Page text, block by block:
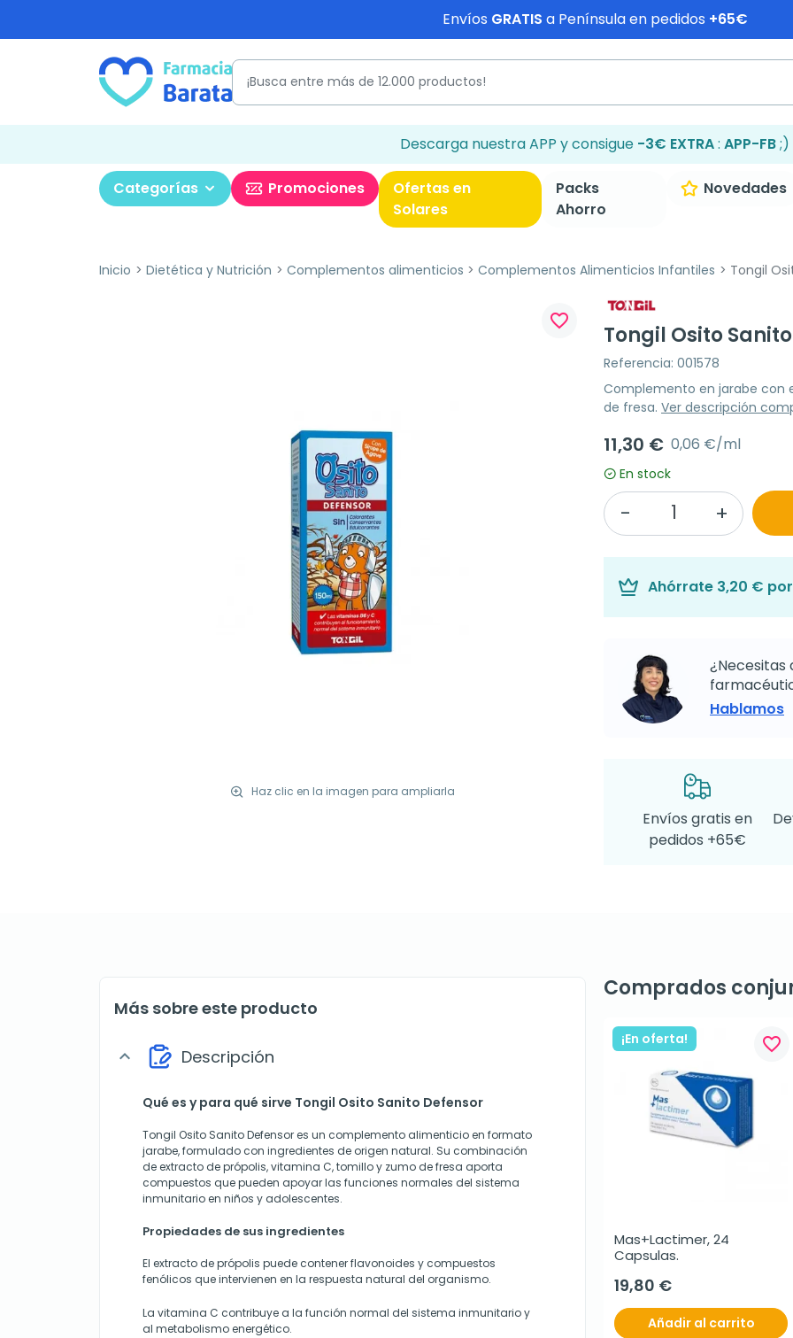
Envíos GRATIS a Península en pedidos +65€
Descarga nuestra APP y consigue -3€ EXTRA: APP-FB;)
Categorías Promociones
Ofertas en
Solares
Packs
Ahorro
Novedades
Inicio Dietética y Nutrición Complementos alimenticios Complementos Alimenticios Infantiles Tongil
Haz clic en la imagen para ampliarla
favorite_border
Tongil Osito
Referencia: 001578
Complemento en jarabe con
de fresa. Ver descripción
11,30 € 0,06 €/ml
En stock
Ahórrate 3,20 €
¿Necesitas
Hablamos
Envíos gratis en
pedidos +65€
Más sobre este producto
expand_more Descripción
Qué es y para qué sirve Tongil Osito Sanito Defensor
Tongil Osito Sanito Defensor es un complemento alimenticio en formato
jarabe, formulado con ingredientes de origen natural. Su combinación
de extracto de própolis, vitamina C, tomillo y zumo de fresa aporta
compuestos que pueden apoyar las funciones normales del sistema
inmunitario en niños y adolescentes.
Propiedades de sus ingredientes
El extracto de própolis puede contener flavonoides y compuestos
fenólicos que intervienen en la respuesta natural del organismo.
La vitamina C contribuye a la función normal del sistema inmunitario y
al metabolismo energético.
Comprados
¡En oferta! favorite_border
Mas+Lactimer, 24
Capsulas.
19,80 €
Añadir al carrito